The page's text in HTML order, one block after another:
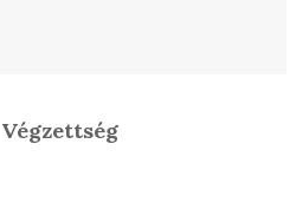
Végzettség